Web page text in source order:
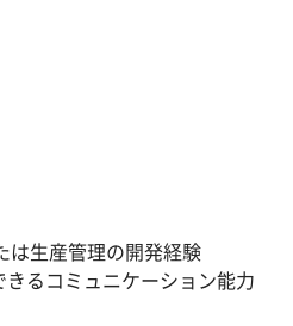
は生産管理の開発経験
きるコミュニケーション能力